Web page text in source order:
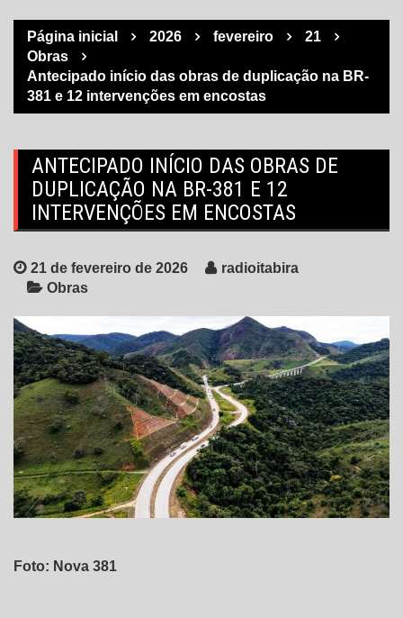
Página inicial 2026 fevereiro
21
Obras
Antecipado início das obras de duplicação na BR-
381 e 12 intervenções em encostas
ANTECIPADO INÍCIO DAS OBRAS DE
DUPLICAÇÃO NA BR-381 E 12
INTERVENÇÕES EM ENCOSTAS
21 de fevereiro de 2026
radioitabira
Obras
Foto: Nova 381